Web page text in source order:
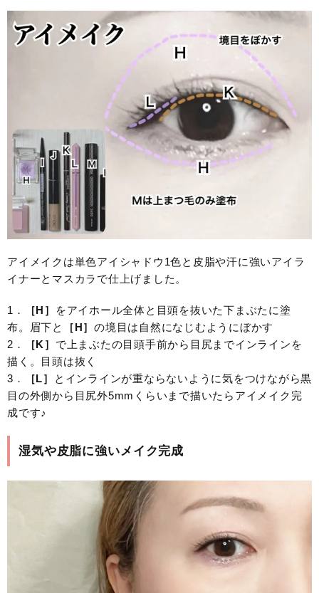
アイメイクは単色アイシャドウ1色と皮脂や汗に強いアイラ
イナーとマスカラで仕上げました。
1． ［H］
をアイホール全体と目頭を抜いた下まぶたに塗
布。眉下と
［H］ の境目は自然になじむようにぼかす
2．
［K］ で上まぶたの目頭手前から目尻までインラインを
描く。目頭は抜く
3．
［L］
とインラインが重ならないように気をつけながら黒
目の外側から目尻外5mmくらいまで描いたらアイメイク完
成です♪
湿気や皮脂に強いメイク完成